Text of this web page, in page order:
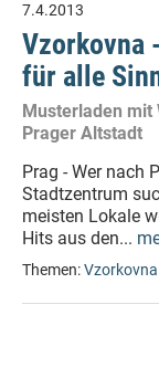
7.4.2013
Vzorkovna
für alle
Musterladen mit
Prager Altstadt
Prag - Wer nach
Stadtzentrum
meisten Lokale
Hits aus den...
Themen:Vzorkovna